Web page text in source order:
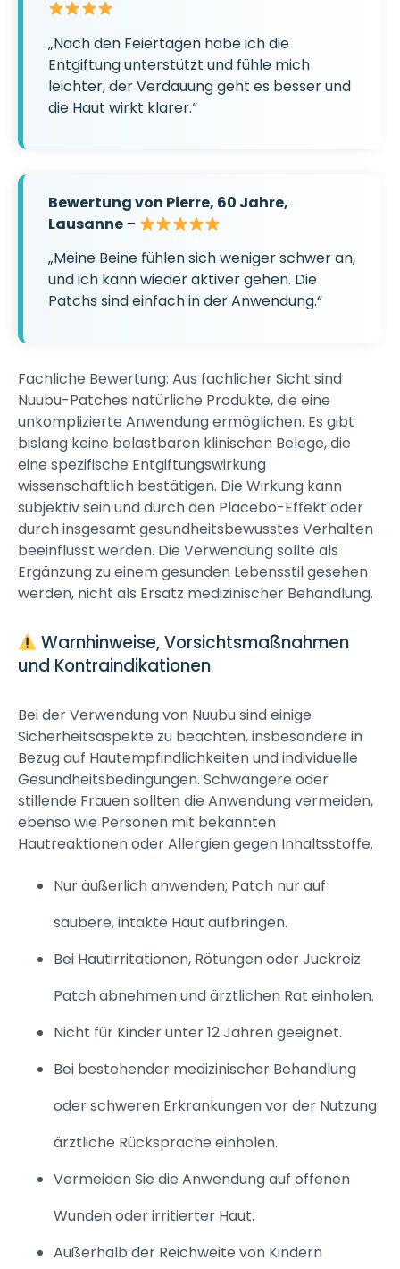
„Nach den Feiertagen habe ich die
Entgiftung unterstützt und fühle mich
leichter, der Verdauung geht es besser und
die Haut wirkt klarer.“
Bewertung von Pierre, 60 Jahre,
Lausanne –
„Meine Beine fühlen sich weniger schwer an,
und ich kann wieder aktiver gehen. Die
Patchs sind einfach in der Anwendung.“
Fachliche Bewertung: Aus fachlicher Sicht sind
Nuubu-Patches natürliche Produkte, die eine
unkomplizierte Anwendung ermöglichen. Es gibt
bislang keine belastbaren klinischen Belege, die
eine spezifische Entgiftungswirkung
wissenschaftlich bestätigen. Die Wirkung kann
subjektiv sein und durch den Placebo-Effekt oder
durch insgesamt gesundheitsbewusstes Verhalten
beeinflusst werden. Die Verwendung sollte als
Ergänzung zu einem gesunden Lebensstil gesehen
werden, nicht als Ersatz medizinischer Behandlung.
Warnhinweise, Vorsichtsmaßnahmen
und Kontraindikationen
Bei der Verwendung von Nuubu sind einige
Sicherheitsaspekte zu beachten, insbesondere in
Bezug auf Hautempfindlichkeiten und individuelle
Gesundheitsbedingungen. Schwangere oder
stillende Frauen sollten die Anwendung vermeiden,
ebenso wie Personen mit bekannten
Hautreaktionen oder Allergien gegen Inhaltsstoffe.
Nur äußerlich anwenden; Patch nur auf
saubere, intakte Haut aufbringen.
Bei Hautirritationen, Rötungen oder Juckreiz
Patch abnehmen und ärztlichen Rat einholen.
Nicht für Kinder unter 12 Jahren geeignet.
Bei bestehender medizinischer Behandlung
oder schweren Erkrankungen vor der Nutzung
ärztliche Rücksprache einholen.
Vermeiden Sie die Anwendung auf offenen
Wunden oder irritierter Haut.
Außerhalb der Reichweite von Kindern